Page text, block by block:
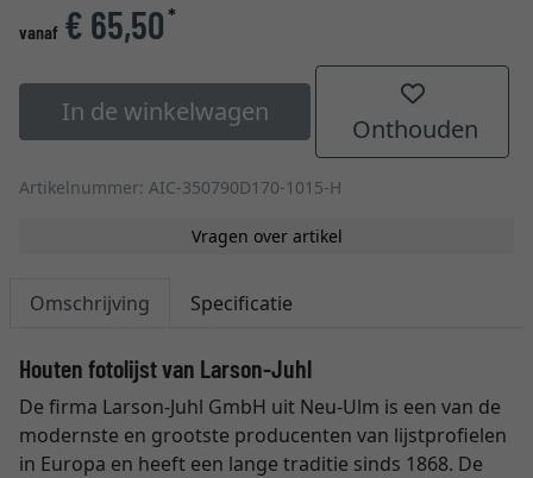
vanaf € 65,50*
In de winkelwagen
Onthouden
Artikelnummer: AIC-350790D170-1015-H
Vragen over artikel
Omschrijving Specificatie
Houten fotolijst van Larson-Juhl
De firma Larson-Juhl GmbH uit Neu-Ulm is een van de
modernste en grootste producenten van lijstprofielen
in Europa en heeft een lange traditie sinds 1868. De